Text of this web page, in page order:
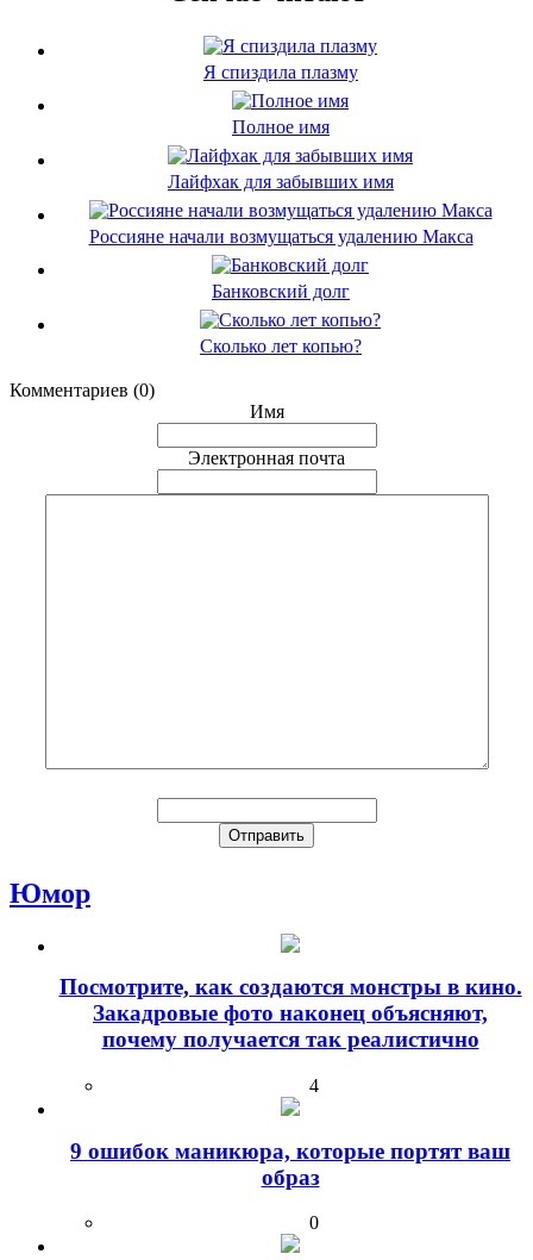
Я спиздила плазму
Полное имя
Лайфхак для забывших имя
Россияне начали возмущаться удалению Макса
Банковский долг
Сколько лет копью?
Комментариев (0)
Имя
Электронная почта
Юмор
Посмотрите, как создаются монстры в кино.
Закадровые фото наконец объясняют,
почему получается так реалистично
4
9 ошибок маникюра, которые портят ваш
образ
0